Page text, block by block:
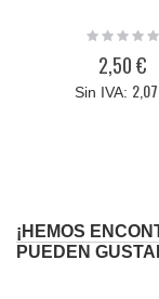
Rating:
2,50 €
¡HEMOS
PUEDEN